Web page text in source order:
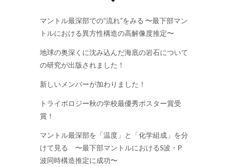
マントル最深部での“流れ”をみる 〜最下部マン
トルにおける異方性構造の高解像度推定〜
地球の奥深くに沈み込んだ海底の岩石について
の研究が出版されました！
新しいメンバーが加わりました！
トライボロジー秋の学校最優秀ポスター賞受
賞！
マントル最深部を「温度」と「化学組成」を分
けて見る 〜最下部マントルにおけるS波・P
波同時構造推定に成功〜